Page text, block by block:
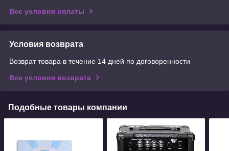
Все условия оплаты
Условия возврата
Возврат товара в течение 14 дней по договоренности
Все условия возврата
Подобные товары компании